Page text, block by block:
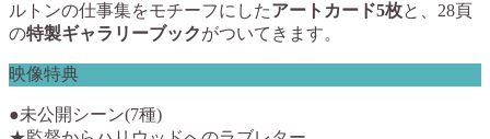
ルトンの仕事集をモチーフにしたアートカード5枚と、28頁
の特製ギャラリーブックがついてきます。
映像特典
●未公開シーン(7種)